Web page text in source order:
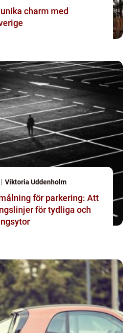
charm med
Viktoria Uddenholm
för parkering: Att
för tydliga och